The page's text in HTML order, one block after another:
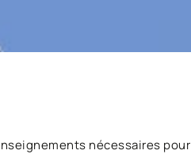
nécessaires pour